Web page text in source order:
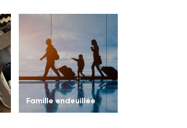
Famille endeuillée